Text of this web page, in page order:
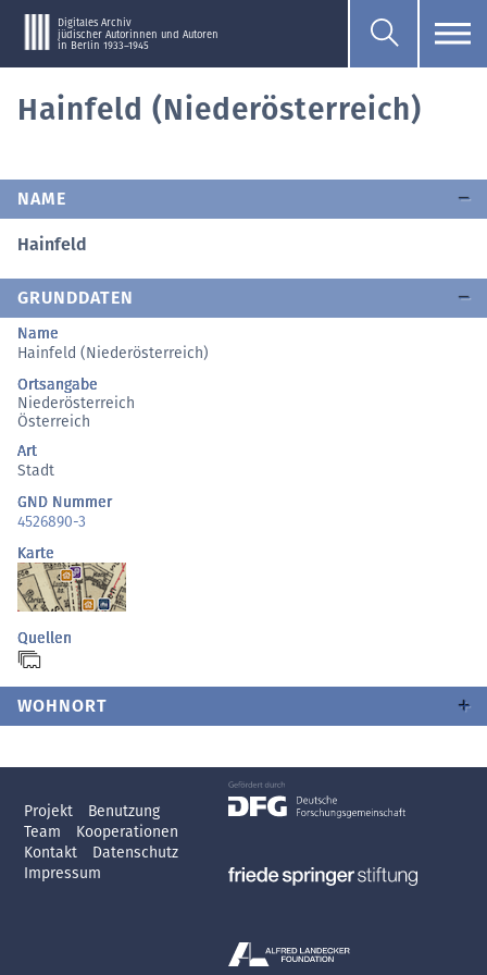
Digitales Archiv
jüdischer Autorinnen und Autoren
in Berlin 1933–1945
Hainfeld (Niederösterreich)
NAME
Hainfeld
GRUNDDATEN
Name
Hainfeld (Niederösterreich)
Ortsangabe
Niederösterreich
Österreich
Art
Stadt
GND Nummer
4526890-3
Karte
Quellen
WOHNORT
Projekt
Benutzung
Team
Kooperationen
Kontakt
Datenschutz
Impressum